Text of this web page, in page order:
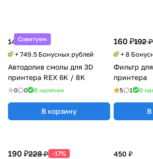
Советуем
14 990 ₽
+ 749.5 Бонусных рублей
Автодолив смолы для 3D
принтера REX 6K / 8K
0 0 В наличии
В корзину
160 ₽192 ₽
+ 8
Фильтр
принтера
5 1 В
В
190 ₽228 ₽ -17% 450 ₽